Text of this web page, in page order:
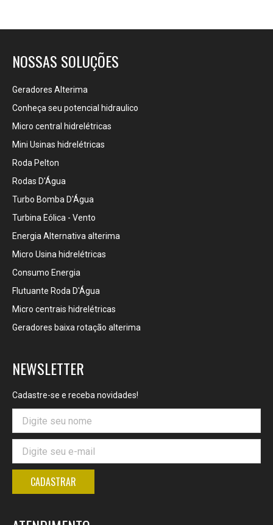
NOSSAS SOLUÇÕES
Geradores Alterima
Conheça seu potencial hidraulico
Micro central hidrelétricas
Mini Usinas hidrelétricas
Roda Pelton
Rodas D'Água
Turbo Bomba D'Água
Turbina Eólica - Vento
Energia Alternativa alterima
Micro Usina hidrelétricas
Consumo Energia
Flutuante Roda D'Água
Micro centrais hidrelétricas
Geradores baixa rotação alterima
NEWSLETTER
Cadastre-se e receba novidades!
CADASTRAR